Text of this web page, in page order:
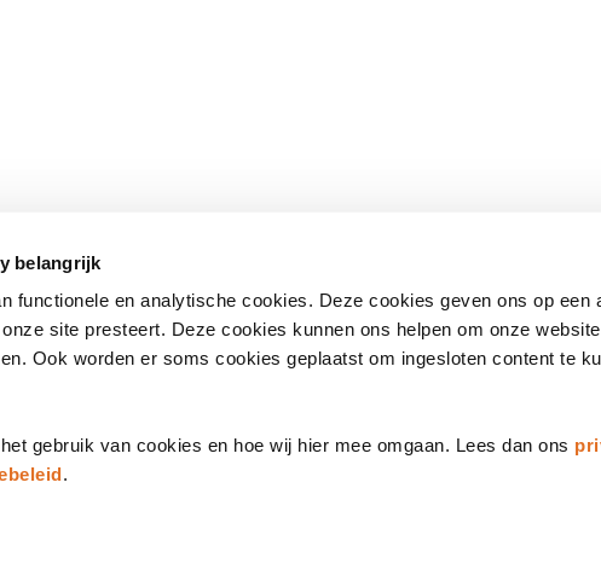
belangrijk
functionele en analytische cookies. Deze cookies geven ons op een
site presteert. Deze cookies kunnen ons helpen om onze
Ook worden er soms cookies geplaatst om ingesloten content te
gebruik van cookies en hoe wij hier mee omgaan. Lees dan ons
.
onderwerpen
– Nationale bibliotheek
in
een
– Kwalificatiecentrum
– Publicaties